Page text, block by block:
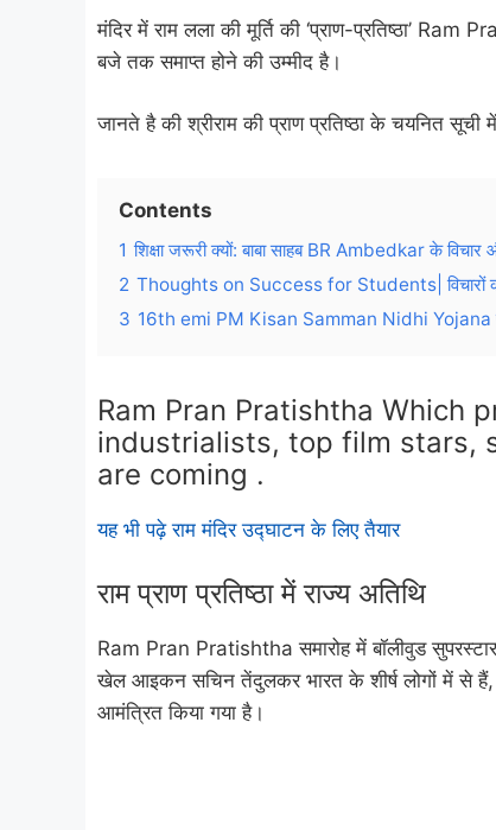
मंदिर में राम लला की मूर्ति की ‘प्राण-प्रतिष्ठा’
बजे तक समाप्त होने की उम्मीद है।
जानते है की श्रीराम की प्राण प्रतिष्ठा के चयनित सूची
Contents
1 शिक्षा जरूरी क्यों: बाबा साहब BR Ambedkar के
2 Thoughts on Success for Students| विचारों को
3 16th emi PM Kisan Samman Nidhi Yojana
Ram Pran Pratishtha Which
industrialists, top film stars,
are coming .
यह भी पढ़े राम मंदिर उद्घाटन के लिए तैयार
राम प्राण प्रतिष्ठा में राज्य अतिथि
Ram Pran Pratishtha समारोह में बॉलीवुड
खेल आइकन सचिन तेंदुलकर भारत के शीर्ष लोगों में से हैं,
आमंत्रित किया गया है।